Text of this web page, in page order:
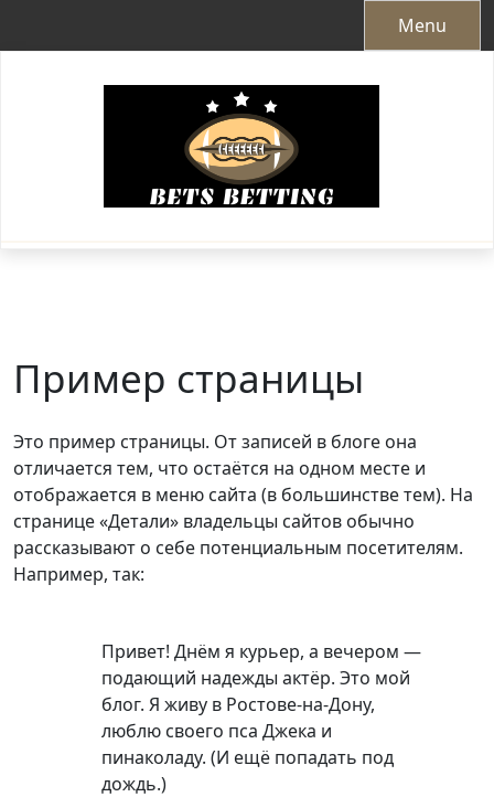
Menu
Пример страницы
Это пример страницы. От записей в блоге она
отличается тем, что остаётся на одном месте и
отображается в меню сайта (в большинстве тем). На
странице «Детали» владельцы сайтов обычно
рассказывают о себе потенциальным посетителям.
Например, так:
Привет! Днём я курьер, а вечером —
подающий надежды актёр. Это мой
блог. Я живу в Ростове-на-Дону,
люблю своего пса Джека и
пинаколаду. (И ещё попадать под
дождь.)